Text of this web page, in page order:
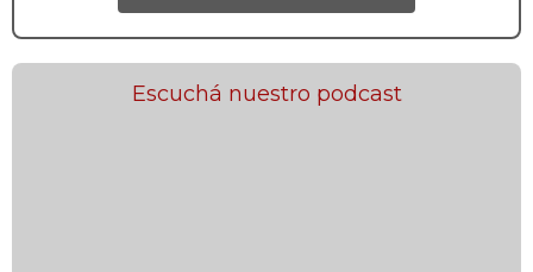
Escuchá nuestro podcast